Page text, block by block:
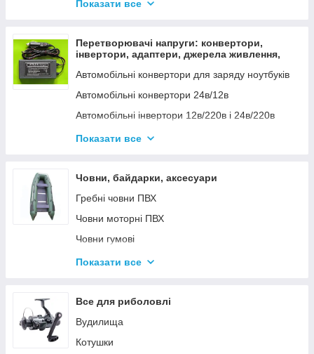
Показати все
Перетворювачі напруги: конвертори,
інвертори, адаптери, джерела живлення,
Автомобільні конвертори для заряду ноутбуків
Автомобільні конвертори 24в/12в
Автомобільні інвертори 12в/220в і 24в/220в
Вольтметры
Показати все
Човни, байдарки, аксесуари
Гребні човни ПВХ
Човни моторні ПВХ
Човни гумові
Надувні байдарки
Тюбінг
Страхувальні жилети
Човники ΩMega
Показати все
Все для риболовлі
Вудилища
Котушки